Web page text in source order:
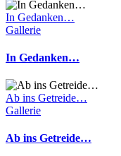
In Gedanken…
Gallerie
In Gedanken…
Ab ins Getreide…
Gallerie
Ab ins Getreide…